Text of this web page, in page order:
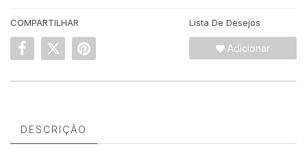
COMPARTILHAR Lista De Desejos
Adicionar
DESCRIÇÃO